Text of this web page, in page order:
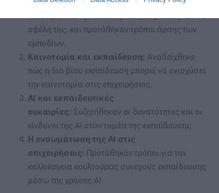
μάθησης:Εξετάστηκε γιατί οι οργανισμοί
διστάζουν να την υιοθετήσουν, παρά τα γνωστά
οφέλη της, και προτάθηκαν τρόποι άρσης των
εμποδίων.
Καινοτομία και εκπαίδευση: Αναδείχθηκε
πώς η δια βίου εκπαίδευση μπορεί να ενισχύσει
την καινοτομία στις επιχειρήσεις.
AI και εκπαιδευτικές
ευκαιρίες: Συζητήθηκαν οι δυνατότητες και οι
κίνδυνοι της AI στον τομέα της εκπαίδευσης.
Η ενσωμάτωση της AI στις
επιχειρήσεις: Προτάθηκαν τρόποι για την
καλλιέργεια κουλτούρας συνεχούς εκπαίδευσης
μέσω της χρήσης AI.